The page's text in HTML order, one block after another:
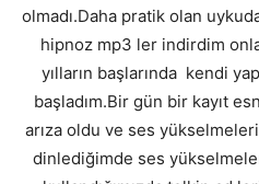
olmadı.Daha pratik olan
hipnoz mp3 ler indirdim
yılların başlarında kendi
başladım.Bir gün bir kayıt
arıza oldu ve ses
dinlediğimde ses